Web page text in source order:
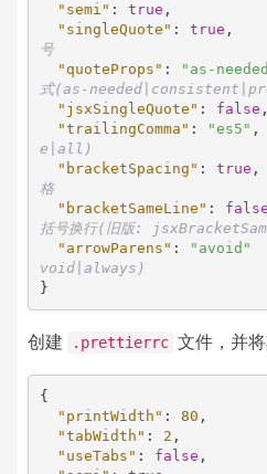
"semi" : true ,
"singleQuote" : true ,
号
"quoteProps" : "as-
式(as-
"jsxSingleQuote" : false ,
"trailingComma" : "es5" ,
e|all)
"bracketSpacing" : true ,
格
"bracketSameLine" : false
括号换行(旧版:
"arrowParens" : "avoid"
void|always)
}
创建 .prettierrc 文件，并
{
"printWidth" : 80 ,
"tabWidth" : 2 ,
"useTabs" : false ,